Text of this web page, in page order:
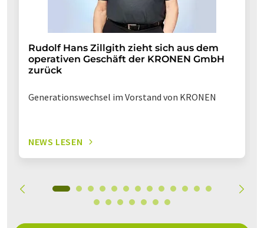
Rudolf Hans Zillgith zieht sich aus dem
operativen Geschäft der KRONEN GmbH
zurück
Generationswechsel im Vorstand von KRONEN
NEWS LESEN